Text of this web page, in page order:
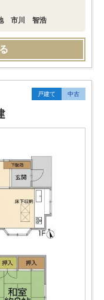
地 市川 智浩
戸建て 中古